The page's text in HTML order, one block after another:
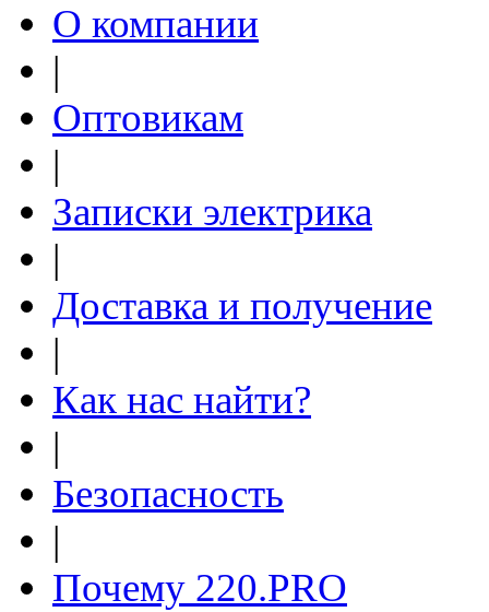
О компании
|
Оптовикам
|
Записки электрика
|
Доставка и получение
|
Как нас найти?
|
Безопасность
|
Почему 220.PRO